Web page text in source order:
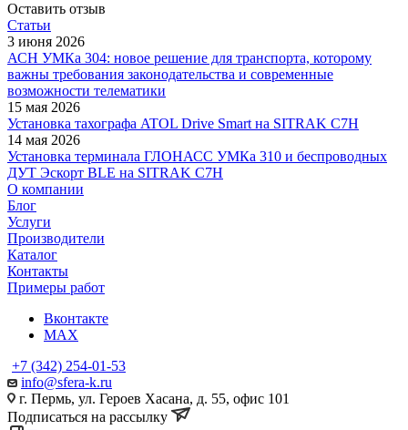
Оставить отзыв
Статьи
3 июня 2026
АСН УМКа 304: новое решение для транспорта, которому
важны требования законодательства и современные
возможности телематики
15 мая 2026
Установка тахографа ATOL Drive Smart на SITRAK C7H
14 мая 2026
Установка терминала ГЛОНАСС УМКа 310 и беспроводных
ДУТ Эскорт BLE на SITRAK C7H
О компании
Блог
Услуги
Производители
Каталог
Контакты
Примеры работ
Вконтакте
MAX
+7 (342) 254-01-53
info@sfera-k.ru
г. Пермь, ул. Героев Хасана, д. 55, офис 101
Подписаться на рассылку